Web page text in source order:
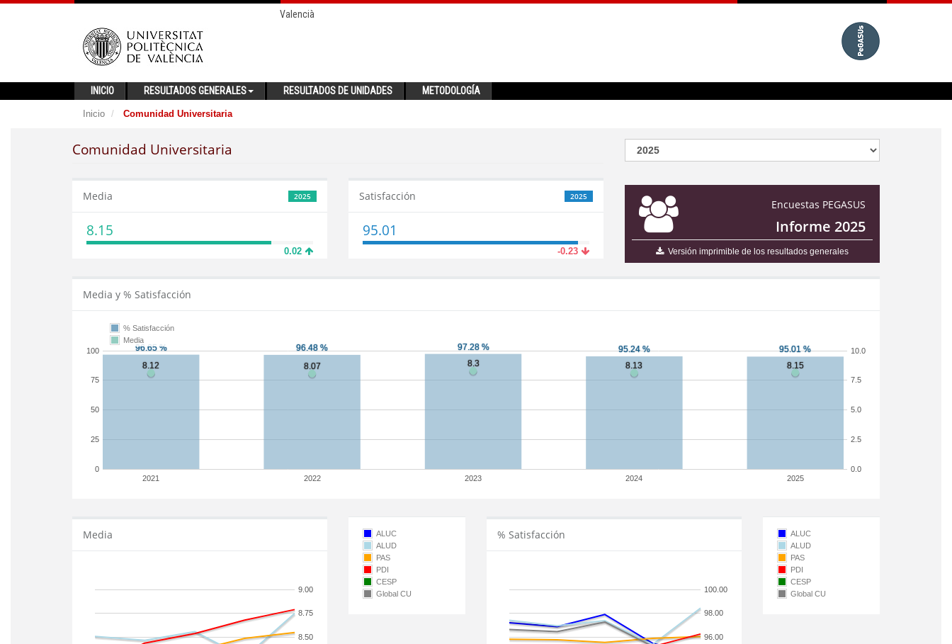
Valencià
INICIO RESULTADOS GENERALES RESULTADOS DE UNIDADES METODOLOGÍA
Inicio Comunidad Universitaria
Comunidad Universitaria
Encuestas PEGASUS
Informe 2025
Versión imprimible de los resultados generales
2025
Media
8.15
0.02
2025
Satisfacción
95.01
-0.23
Media y % Satisfacción
2021 2022 2023 2024 2025
0
25
50
75
100
0.0
2.5
5.0
7.5
10.0
% Satisfacción
Media
Media
8.50
8.75
9.00
ALUC
ALUD
PAS
PDI
CESP
Global CU
% Satisfacción
96.00
98.00
100.00
ALUC
ALUD
PAS
PDI
CESP
Global CU